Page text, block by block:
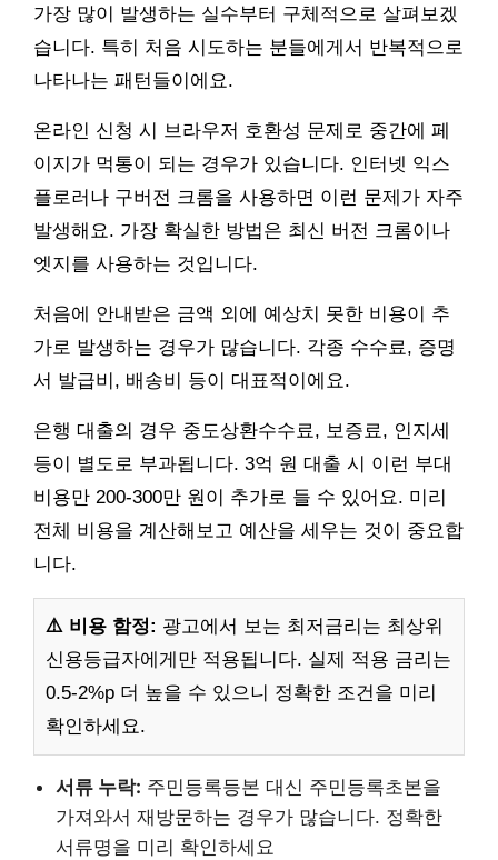
가장 많이 발생하는 실수부터 구체적으로 살펴보겠
습니다. 특히 처음 시도하는 분들에게서 반복적으로
나타나는 패턴들이에요.
온라인 신청 시 브라우저 호환성 문제로 중간에 페
이지가 먹통이 되는 경우가 있습니다. 인터넷 익스
플로러나 구버전 크롬을 사용하면 이런 문제가 자주
발생해요. 가장 확실한 방법은 최신 버전 크롬이나
엣지를 사용하는 것입니다.
처음에 안내받은 금액 외에 예상치 못한 비용이 추
가로 발생하는 경우가 많습니다. 각종 수수료, 증명
서 발급비, 배송비 등이 대표적이에요.
은행 대출의 경우 중도상환수수료, 보증료, 인지세
등이 별도로 부과됩니다. 3억 원 대출 시 이런 부대
비용만 200-300만 원이 추가로 들 수 있어요. 미리
전체 비용을 계산해보고 예산을 세우는 것이 중요합
니다.
⚠️ 비용 함정: 광고에서 보는 최저금리는 최상위
신용등급자에게만 적용됩니다. 실제 적용 금리는
0.5-2%p 더 높을 수 있으니 정확한 조건을 미리
확인하세요.
서류 누락: 주민등록등본 대신 주민등록초본을
가져와서 재방문하는 경우가 많습니다. 정확한
서류명을 미리 확인하세요